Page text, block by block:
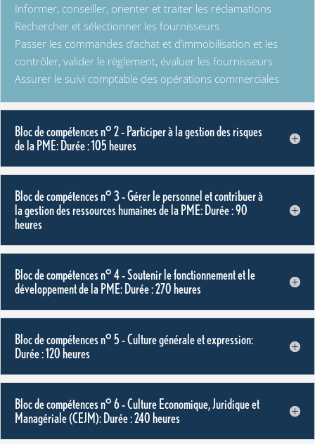
Informer, conseiller, orienter et traiter les réclamations
Rechercher et sélectionner les fournisseurs
Passer les commandes d’achat et d’immobilisation et les
contrôler, valider le règlement, évaluer les fournisseurs
Assurer le suivi comptable des opérations commerciales
Bloc de compétences n° 2 – Participer à la gestion des risques
de la PME: Durée : 105 heures
Bloc de compétences n° 3 – Gérer le personnel et contribuer à
la gestion des ressources humaines de la PME: Durée : 90
heures
Bloc de compétences n° 4 – Soutenir le fonctionnement et le
développement de la PME: Durée : 270 heures
Bloc de compétences n° 5 – Culture générale et expression:
Durée : 120 heures
Bloc de compétences n° 6 – Culture Economique, Juridique et
Managériale (CEJM): Durée : 240 heures